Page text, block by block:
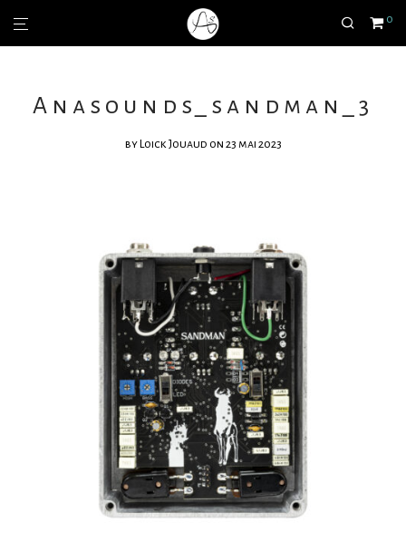
0
Anasounds_sandman_3
by Loick Jouaud on 23 mai 2023